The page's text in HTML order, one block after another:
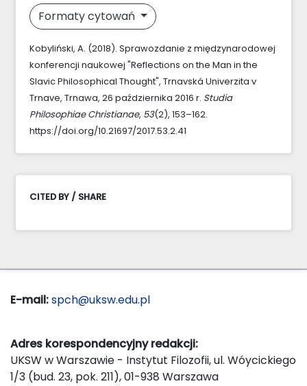
Formaty cytowań
Kobyliński, A. (2018). Sprawozdanie z międzynarodowej
konferencji naukowej "Reflections on the Man in the
Slavic Philosophical Thought", Trnavská Univerzita v
Trnave, Trnawa, 26 października 2016 r. Studia
Philosophiae Christianae, 53(2), 153–162.
https://doi.org/10.21697/2017.53.2.41
CITED BY / SHARE
E-mail:spch@uksw.edu.pl
Adres korespondencyjny redakcji:
UKSW w Warszawie - Instytut Filozofii, ul. Wóycickiego
1/3 (bud. 23, pok. 211), 01-938 Warszawa